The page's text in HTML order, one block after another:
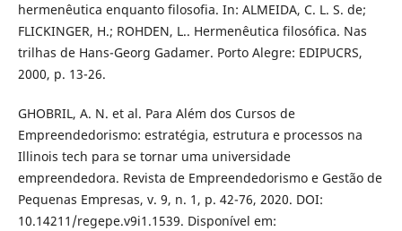
hermenêutica enquanto filosofia. In: ALMEIDA, C. L. S. de;
FLICKINGER, H.; ROHDEN, L.. Hermenêutica filosófica. Nas
trilhas de Hans-Georg Gadamer. Porto Alegre: EDIPUCRS,
2000, p. 13-26.
GHOBRIL, A. N. et al. Para Além dos Cursos de
Empreendedorismo: estratégia, estrutura e processos na
Illinois tech para se tornar uma universidade
empreendedora. Revista de Empreendedorismo e Gestão de
Pequenas Empresas, v. 9, n. 1, p. 42-76, 2020. DOI:
10.14211/regepe.v9i1.1539. Disponível em: